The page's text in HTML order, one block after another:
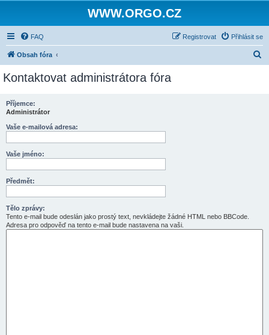
WWW.ORGO.CZ
FAQ Přihlásit se
Registrovat
Obsah fóra
Kontaktovat administrátora fóra
Příjemce:
Administrátor
Vaše e-mailová adresa:
Vaše jméno:
Předmět:
Tělo zprávy:
Tento e-mail bude odeslán jako prostý text, nevkládejte žádné HTML nebo BBCode.
Adresa pro odpověď na tento e-mail bude nastavena na vaši.